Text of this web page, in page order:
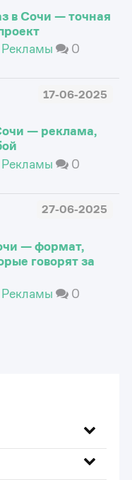
в Сочи — точная
0
17-06-2025
— реклама,
0
27-06-2025
— формат,
говорят за
0